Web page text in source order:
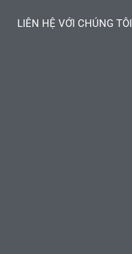
LIÊN HỆ VỚI CHÚNG TÔI